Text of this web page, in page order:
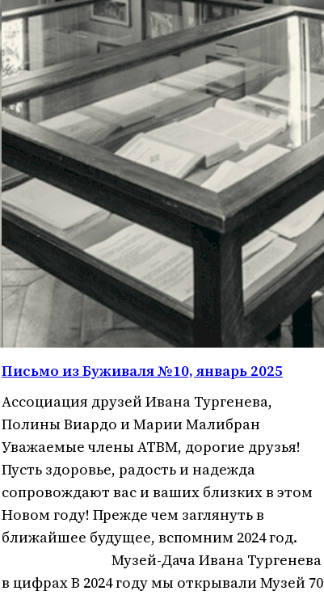
Письмо из Буживаля №10, январь 2025
Ассоциация друзей Ивана Тургенева,
Полины Виардо и Марии Малибран
Уважаемые члены АТВМ, дорогие друзья!
Пусть здоровье, радость и надежда
сопровождают вас и ваших близких в этом
Новом году! Прежде чем заглянуть в
ближайшее будущее, вспомним 2024 год.
Музей-Дача Ивана Тургенева
в цифрах В 2024 году мы открывали Музей 70